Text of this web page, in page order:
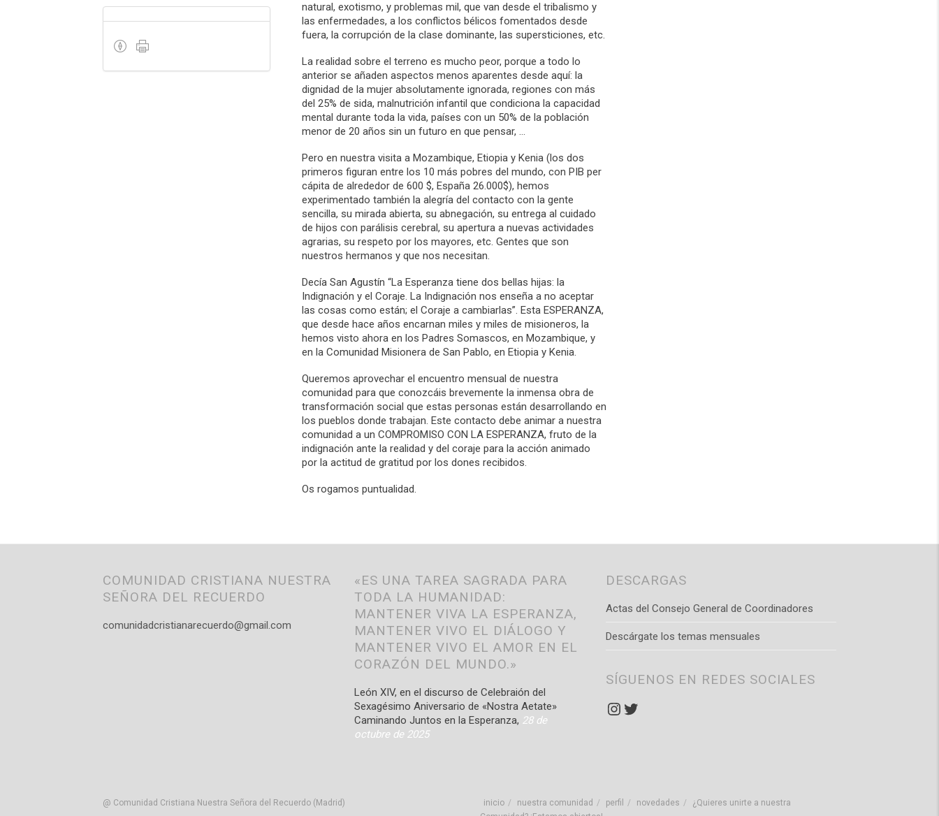
natural, exotismo, y problemas mil, que van desde el tribalismo y
las enfermedades, a los conflictos bélicos fomentados desde
fuera, la corrupción de la clase dominante, las supersticiones, etc.
La realidad sobre el terreno es mucho peor, porque a todo lo
anterior se añaden aspectos menos aparentes desde aquí: la
dignidad de la mujer absolutamente ignorada, regiones con más
del 25% de sida, malnutrición infantil que condiciona la capacidad
mental durante toda la vida, países con un 50% de la población
menor de 20 años sin un futuro en que pensar, …
Pero en nuestra visita a Mozambique, Etiopia y Kenia (los dos
primeros figuran entre los 10 más pobres del mundo, con PIB per
cápita de alrededor de 600 $, España 26.000$), hemos
experimentado también la alegría del contacto con la gente
sencilla, su mirada abierta, su abnegación, su entrega al cuidado
de hijos con parálisis cerebral, su apertura a nuevas actividades
agrarias, su respeto por los mayores, etc. Gentes que son
nuestros hermanos y que nos necesitan.
Decía San Agustín “La Esperanza tiene dos bellas hijas: la
Indignación y el Coraje. La Indignación nos enseña a no aceptar
las cosas como están; el Coraje a cambiarlas”. Esta ESPERANZA,
que desde hace años encarnan miles y miles de misioneros, la
hemos visto ahora en los Padres Somascos, en Mozambique, y
en la Comunidad Misionera de San Pablo, en Etiopia y Kenia.
Queremos aprovechar el encuentro mensual de nuestra
comunidad para que conozcáis brevemente la inmensa obra de
transformación social que estas personas están desarrollando en
los pueblos donde trabajan. Este contacto debe animar a nuestra
comunidad a un COMPROMISO CON LA ESPERANZA, fruto de la
indignación ante la realidad y del coraje para la acción animado
por la actitud de gratitud por los dones recibidos.
Os rogamos puntualidad.
COMUNIDAD CRISTIANA NUESTRA
SEÑORA DEL RECUERDO
comunidadcristianarecuerdo@gmail.com
«ES UNA TAREA SAGRADA PARA
TODA LA HUMANIDAD:
MANTENER VIVA LA ESPERANZA,
MANTENER VIVO EL DIÁLOGO Y
MANTENER VIVO EL AMOR EN EL
CORAZÓN DEL MUNDO.»
León XIV, en el discurso de Celebraión del
Sexagésimo Aniversario de «Nostra Aetate»
Caminando Juntos en la Esperanza, 28 de
octubre de 2025
DESCARGAS
Actas del Consejo General de Coordinadores
Descárgate los temas mensuales
SÍGUENOS EN REDES SOCIALES
Instagram
Twitter
@ Comunidad Cristiana Nuestra Señora del Recuerdo (Madrid) inicio nuestra comunidad perfil novedades
¿Quieres unirte a nuestra